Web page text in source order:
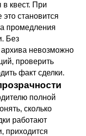
в квест. При
становится
промедления
Без
архива невозможно
проверить
факт сделки.
полной
сколько
работают
приходится